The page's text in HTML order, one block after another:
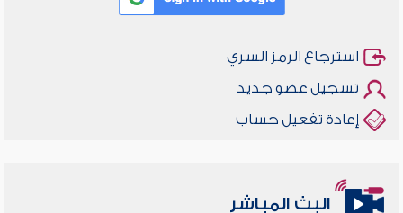
استرجاع الرمز السري
تسجيل عضو جديد
إعادة تفعيل حساب
البث المباشر